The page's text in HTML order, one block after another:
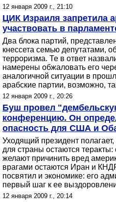
12 января 2009 г., 21:10
ЦИК Израиля запретила
участвовать в
Два блока партий,
кнессета семью депутатами,
терроризма. Те в ответ
намерены обжаловать его
аналогичной ситуации в
арабские партии, возможно,
12 января 2009 г., 20:26
Буш провел
конференцию. Он
опасность для США и
Уходящий президент
для страны остаются
желают причинить вред
врагами остаются Иран и
посвятил и экономике: его
первый шаг к ее
12 января 2009 г., 20:14